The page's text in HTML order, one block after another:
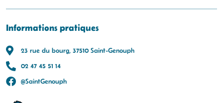
Informations pratiques
23 rue du bourg, 37510 Saint-Genouph
02 47 45 51 14
@SaintGenouph